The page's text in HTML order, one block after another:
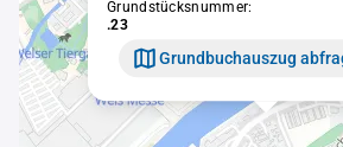
Grundstücksnummer:
.23
Grundbuchauszug